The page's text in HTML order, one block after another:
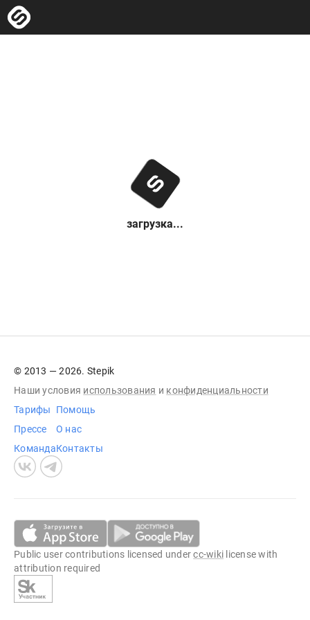
загрузка...
© 2013 — 2026. Stepik
Наши условия использования и конфиденциальности
Тарифы
Прессе
Команда
Помощь
О нас
Контакты
Public user contributions licensed undercc-wiki license with
attribution required